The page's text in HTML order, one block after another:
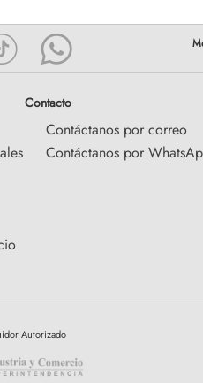
Contacto
Contáctanos por correo
Contáctanos por
Autorizado